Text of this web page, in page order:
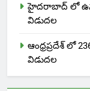
హైదరాబాద్ లో
విడుదల
ఆంధ్రప్రదేశ్ లో
విడుదల